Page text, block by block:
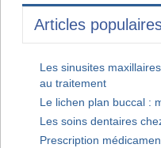
Articles
Les sinusites
au traitement
Le lichen plan buccal :
Les soins dentaires
Prescription